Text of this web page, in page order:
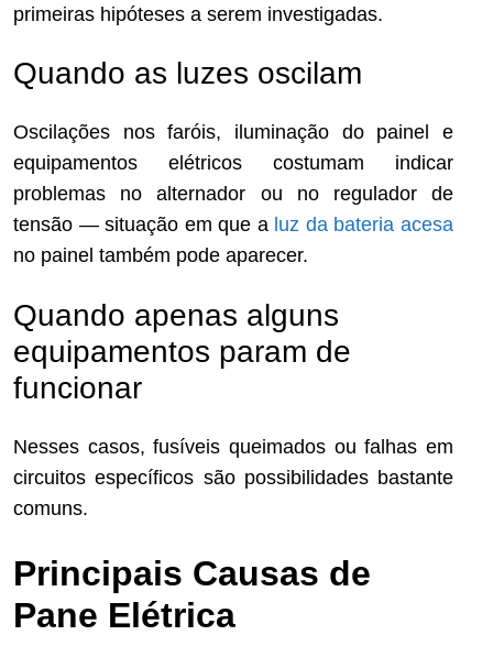
primeiras hipóteses a serem investigadas.
Quando as luzes oscilam
Oscilações nos faróis, iluminação do painel e
equipamentos elétricos costumam indicar
problemas no alternador ou no regulador de
tensão — situação em que a luz da bateria acesa
no painel também pode aparecer.
Quando apenas alguns
equipamentos param de
funcionar
Nesses casos, fusíveis queimados ou falhas em
circuitos específicos são possibilidades bastante
comuns.
Principais Causas de
Pane Elétrica